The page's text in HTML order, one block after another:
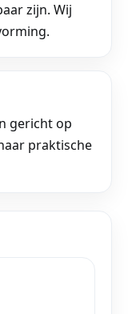
zijn. Wij
gericht op
praktische